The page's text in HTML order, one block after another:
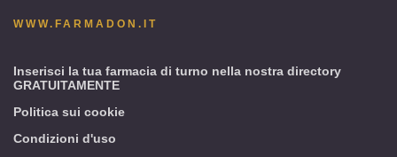
-WWW.FARMADON.IT
Inserisci la tua farmacia di turno nella nostra directory
GRATUITAMENTE
Politica sui cookie
Condizioni d'uso